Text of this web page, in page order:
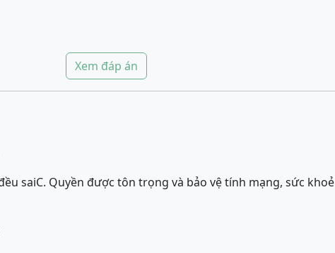
Xem đáp án
saiC. Quyền được tôn trọng và bảo vệ tính mạng, sức khoẻ